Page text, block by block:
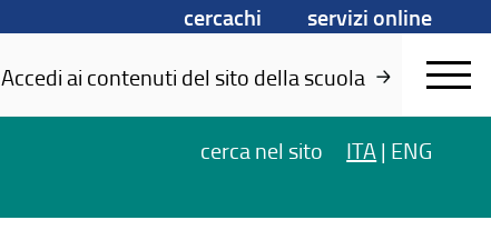
cercachi
servizi online
Accedi ai contenuti del sito della scuola
cerca nel sito ITA | ENG